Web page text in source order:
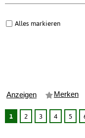
Alles markieren
Anzeigen Merken
1 2 3 4 5